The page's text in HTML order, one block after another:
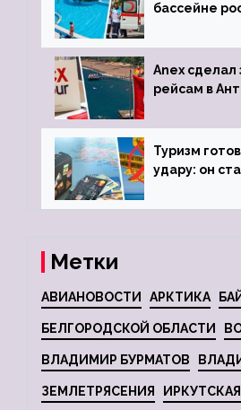
бассейне
Anex сделал
рейсам в
Туризм
удару: он
Метки
АВИАНОВОСТИ АРКТИКА
БЕЛГОРОДСКОЙ ОБЛАСТИ
ВЛАДИМИР БУРМАТОВ
ЗЕМЛЕТРЯСЕНИЯ